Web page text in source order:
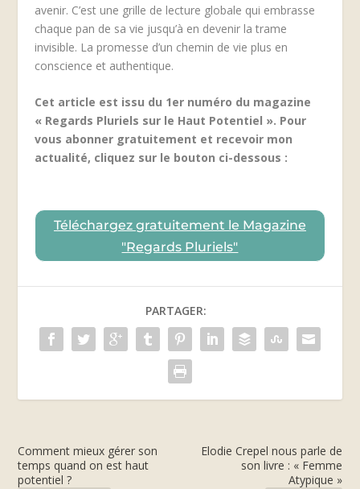
avenir. C’est une grille de lecture globale qui embrasse
chaque pan de sa vie jusqu’à en devenir la trame
invisible. La promesse d’un chemin de vie plus en
conscience et authentique.
Cet article est issu du 1er numéro du magazine
« Regards Pluriels sur le Haut Potentiel ». Pour
vous abonner gratuitement et recevoir mon
actualité, cliquez sur le bouton ci-dessous :
Téléchargez gratuitement le Magazine
"Regards Pluriels"
PARTAGER:
Comment mieux gérer son
temps quand on est haut
potentiel ?
Elodie Crepel nous parle de
son livre : « Femme
Atypique »